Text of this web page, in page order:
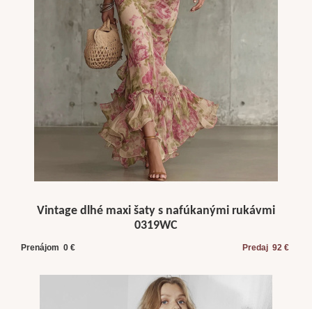
Vintage dlhé maxi šaty s nafúkanými rukávmi
0319WC
Prenájom 0 € Predaj 92 €